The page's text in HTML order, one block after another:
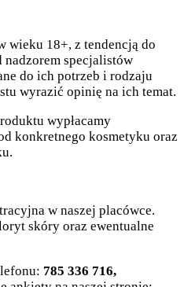
wieku 18+, z tendencją do
specjalistów
do ich potrzeb i rodzaju
wyrazić opinię na ich temat.
wypłacamy
konkretnego kosmetyku oraz
w naszej placówce.
skóry oraz ewentualne
785 336 716,